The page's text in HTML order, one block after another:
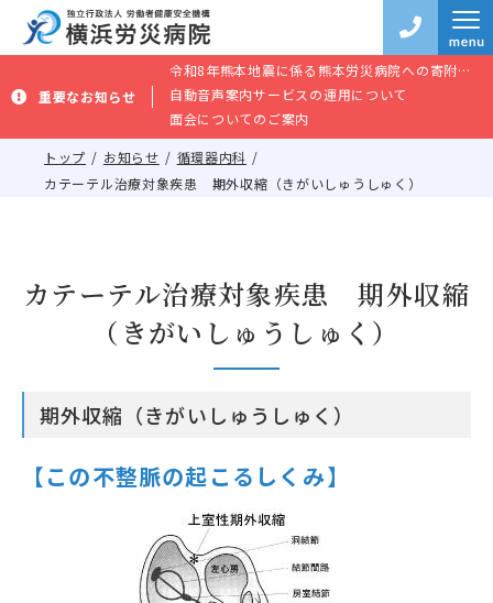
重要なお知らせ
令和8年熊本地震に係る熊本労災病院への寄附のお願い
自動音声案内サービスの運用について
面会についてのご案内
トップ お知らせ
循環器内科
カテーテル治療対象疾患 期外収縮（きがいしゅうしゅく）
カテーテル治療対象疾患 期外収縮
（きがいしゅうしゅく）
期外収縮（きがいしゅうしゅく）
【この不整脈の起こるしくみ】